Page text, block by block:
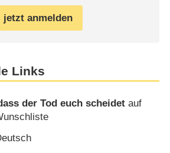
jetzt anmelden
Links
der Tod euch scheidet auf